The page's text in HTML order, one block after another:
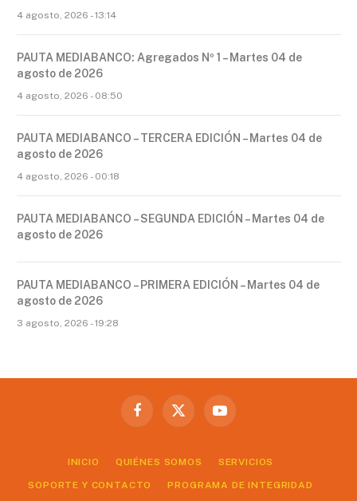
4 agosto, 2026 - 13:14
PAUTA MEDIABANCO: Agregados Nº 1 – Martes 04 de
agosto de 2026
4 agosto, 2026 - 08:50
PAUTA MEDIABANCO – TERCERA EDICIÓN – Martes 04 de
agosto de 2026
4 agosto, 2026 - 00:18
PAUTA MEDIABANCO – SEGUNDA EDICIÓN – Martes 04 de
agosto de 2026
PAUTA MEDIABANCO – PRIMERA EDICIÓN – Martes 04 de
agosto de 2026
3 agosto, 2026 - 19:28
Facebook
X
YouTube
INICIO QUIÉNES SOMOS SERVICIOS
SOPORTE Y CONTACTO PROGRAMA DE INTEGRIDAD